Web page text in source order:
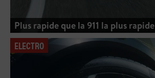
Plus rapide que la 911 la plus rapide
ELECTRO